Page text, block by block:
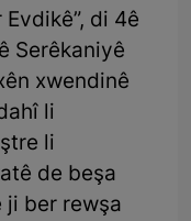
di 4ê
Serêkaniyê
xwendinê
li
li
de beşa
ji ber rewşa